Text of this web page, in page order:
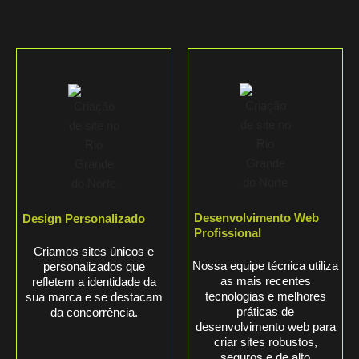
Design Personalizado
Criamos sites únicos e
personalizados que
refletem a identidade da
sua marca e se destacam
da concorrência.
Desenvolvimento Web
Profissional
Nossa equipe técnica utiliza
as mais recentes
tecnologias e melhores
práticas de
desenvolvimento web para
criar sites robustos,